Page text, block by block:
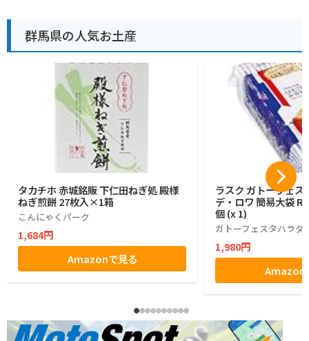
群馬県の人気お土産
タカチホ 赤城銘販 下仁田ねぎ処 殿様
ねぎ煎餅 27枚入×1箱
こんにゃくパーク
1,684円
Amazonで見る
ラスク ガトーフェス
デ・ロワ 簡易大袋
個 (x 1)
ガトーフェスタハラダ
1,980円
Amazon